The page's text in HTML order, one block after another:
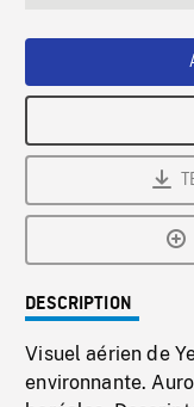
DESCRIPTION
Visuel aérien de
environnante.